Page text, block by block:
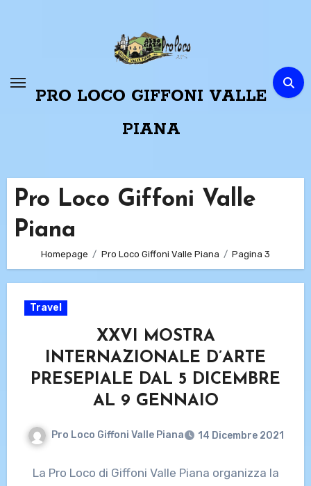
PRO LOCO GIFFONI VALLE
PIANA
Pro Loco Giffoni Valle
Piana
Homepage Pro Loco Giffoni Valle Piana Pagina 3
Travel
XXVI MOSTRA
INTERNAZIONALE D’ARTE
PRESEPIALE DAL 5 DICEMBRE
AL 9 GENNAIO
Pro Loco Giffoni Valle Piana 14 Dicembre 2021
La Pro Loco di Giffoni Valle Piana organizza la